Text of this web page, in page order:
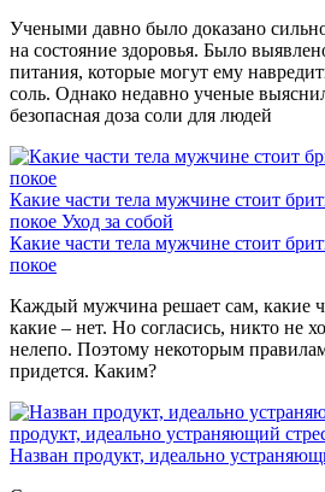
Учеными давно было доказано
на состояние здоровья. Было
питания, которые могут ему
соль. Однако недавно ученые
безопасная доза соли для людей
Какие части тела мужчине стоит
покое Уход за собой
Какие части тела мужчине стоит
покое
Каждый мужчина решает сам, какие
какие – нет. Но согласись, никто не
нелепо. Поэтому некоторым
придется. Каким?
продукт, идеально устраняющий
Назван продукт, идеально